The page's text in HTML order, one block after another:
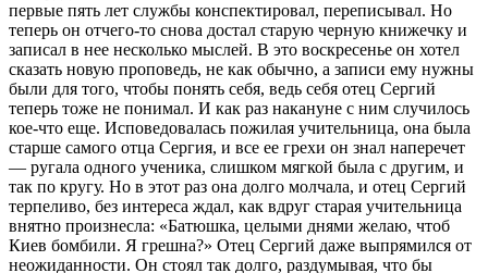
первые пять лет службы конспектировал, переписывал. Но
теперь он отчего-то снова достал старую черную книжечку и
записал в нее несколько мыслей. В это воскресенье он хотел
сказать новую проповедь, не как обычно, а записи ему нужны
были для того, чтобы понять себя, ведь себя отец Сергий
теперь тоже не понимал. И как раз накануне с ним случилось
кое-что еще. Исповедовалась пожилая учительница, она была
старше самого отца Сергия, и все ее грехи он знал наперечет
— ругала одного ученика, слишком мягкой была с другим, и
так по кругу. Но в этот раз она долго молчала, и отец Сергий
терпеливо, без интереса ждал, как вдруг старая учительница
внятно произнесла: «Батюшка, целыми днями желаю, чтоб
Киев бомбили. Я грешна?» Отец Сергий даже выпрямился от
неожиданности. Он стоял так долго, раздумывая, что бы